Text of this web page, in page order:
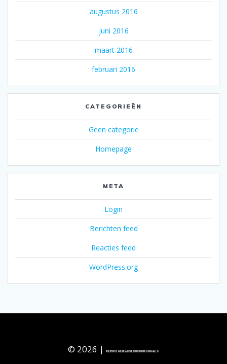
augustus 2016
juni 2016
maart 2016
februari 2016
CATEGORIEËN
Geen categorie
Homepage
META
Login
Berichten feed
Reacties feed
WordPress.org
© 2026 |